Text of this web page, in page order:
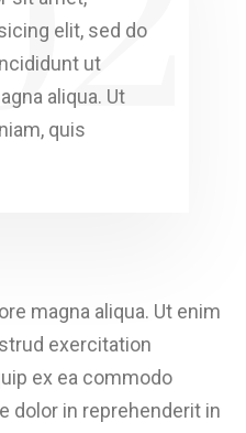
elit, sed do
ut
aliqua. Ut
quis
magna aliqua. Ut enim
exercitation
ex ea commodo
dolor in reprehenderit in